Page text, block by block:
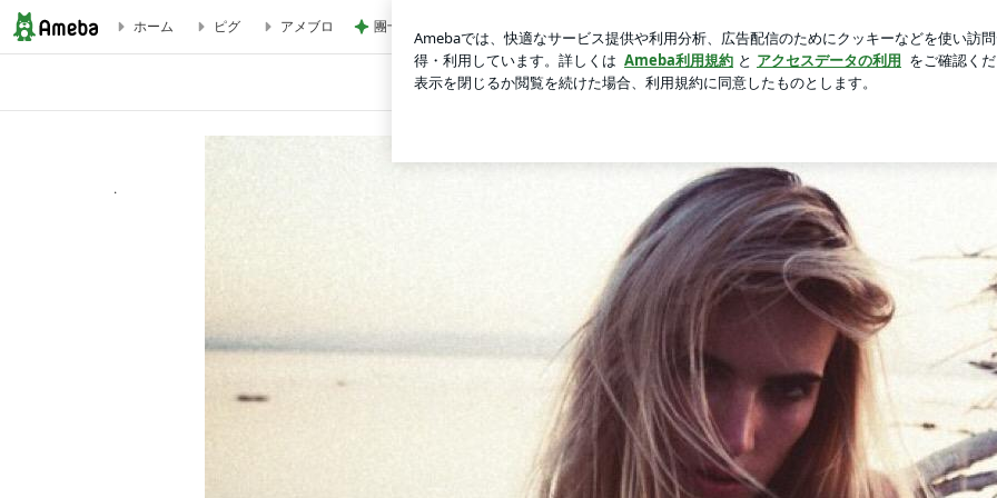
HOME Ameblo Profile Instagram
ホーム ピグ アメブロ 團十郎 看病を終え向かった場所 ログ
.